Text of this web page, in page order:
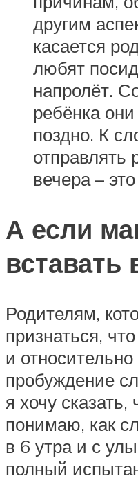
другим
касается
любят
напролёт.
ребёнка
поздно. К
отправлять
вечера –
А если
вставать
Родителям,
признаться,
и
пробуждение
я хочу сказать,
понимаю, как
в 6 утра и с
полный